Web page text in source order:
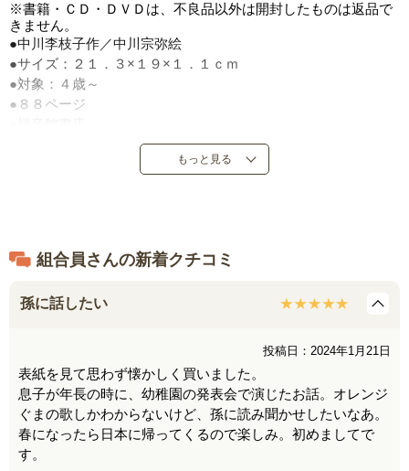
※書籍・ＣＤ・ＤＶＤは、不良品以外は開封したものは返品で
きません。
●中川李枝子作／中川宗弥絵
●サイズ：２１．３×１９×１．１ｃｍ
●対象：４歳～
●８８ページ
●定価：１，４３０円（税込）
もっと見る
組合員さんの新着クチコミ
孫に話したい
投稿日：2024年1月21日
表紙を見て思わず懐かしく買いました。
息子が年長の時に、幼稚園の発表会で演じたお話。オレンジ
ぐまの歌しかわからないけど、孫に読み聞かせしたいなあ。
春になったら日本に帰ってくるので楽しみ。初めましてで
す。